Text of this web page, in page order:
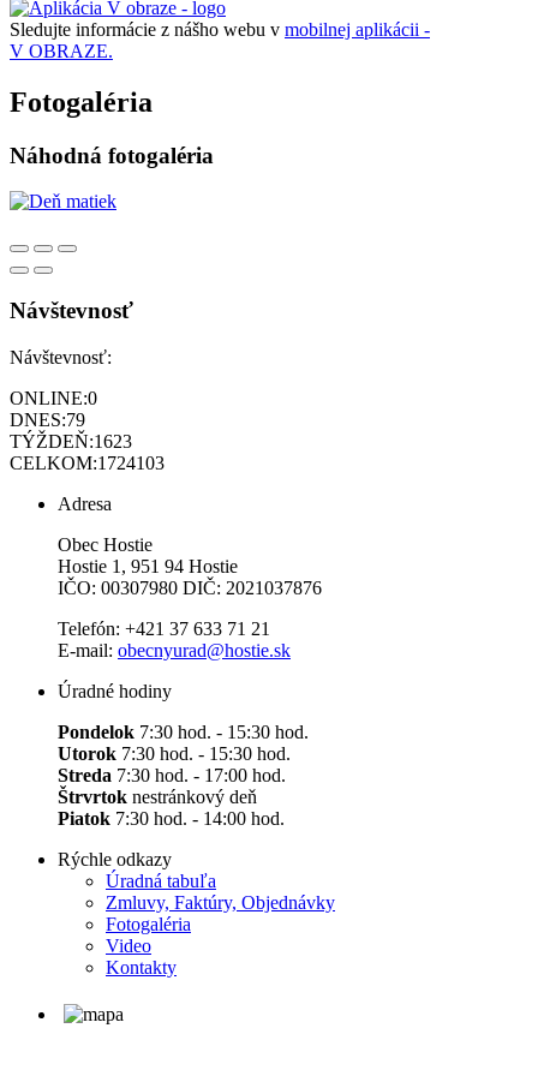
Sledujte informácie z nášho webu v mobilnej aplikácii -
V OBRAZE.
Fotogaléria
Náhodná fotogaléria
Návštevnosť
Návštevnosť:
ONLINE:0
DNES:79
TÝŽDEŇ:1623
CELKOM:1724103
Adresa
Obec Hostie
Hostie 1, 951 94 Hostie
IČO: 00307980 DIČ: 2021037876
Telefón: +421 37 633 71 21
E-mail: obecnyurad@hostie.sk
Úradné hodiny
Pondelok 7:30 hod. - 15:30 hod.
Utorok 7:30 hod. - 15:30 hod.
Streda 7:30 hod. - 17:00 hod.
Štrvrtok nestránkový deň
Piatok 7:30 hod. - 14:00 hod.
Rýchle odkazy
Úradná tabuľa
Zmluvy, Faktúry, Objednávky
Fotogaléria
Video
Kontakty